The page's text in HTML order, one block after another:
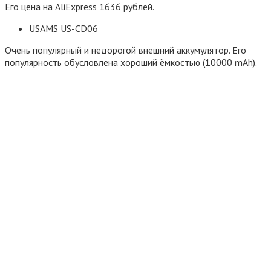
Его цена на AliExpress 1636 рублей.
USAMS US-CD06
Очень популярный и недорогой внешний аккумулятор. Его
популярность обусловлена хороший ёмкостью (10000 mAh).